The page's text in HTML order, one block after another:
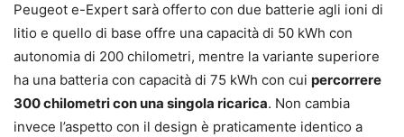
Peugeot e-Expert sarà offerto con due batterie agli ioni di
litio e quello di base offre una capacità di 50 kWh con
autonomia di 200 chilometri, mentre la variante superiore
ha una batteria con capacità di 75 kWh con cui percorrere
300 chilometri con una singola ricarica. Non cambia
invece l’aspetto con il design è praticamente identico a